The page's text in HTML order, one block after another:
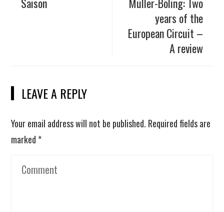
years of the
European Circuit –
A review
LEAVE A REPLY
Your email address will not be published. Required fields are
marked *